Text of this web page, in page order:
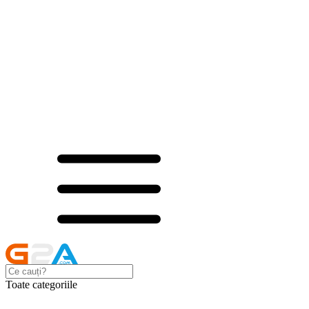
Toate categoriile